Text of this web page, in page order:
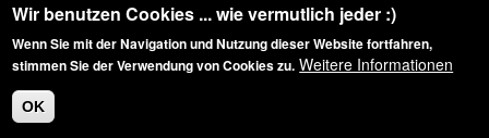
Wir benutzen Cookies ... wie vermutlich jeder :)
Wenn Sie mit der Navigation und Nutzung dieser Website fortfahren,
stimmen Sie der Verwendung von Cookies zu. Weitere Informationen
OK